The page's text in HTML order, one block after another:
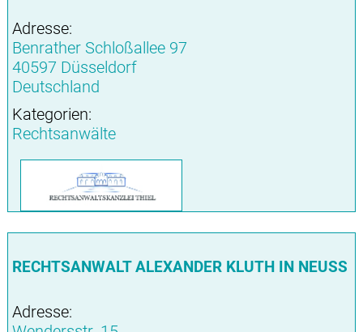
Adresse:
Benrather Schloßallee 97
40597 Düsseldorf
Deutschland
Kategorien:
Rechtsanwälte
RECHTSANWALT ALEXANDER KLUTH IN NEUSS
Adresse: